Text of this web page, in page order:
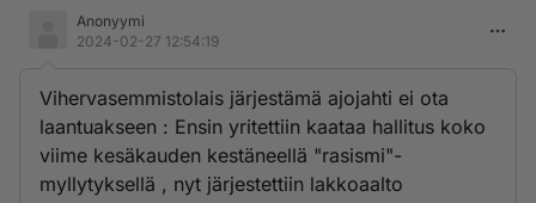
Anonyymi
2024-02-27 12:54:19
Vihervasemmistolais järjestämä ajojahti ei ota
laantuakseen : Ensin yritettiin kaataa hallitus koko
viime kesäkauden kestäneellä "rasismi"-
myllytyksellä , nyt järjestettiin lakkoaalto